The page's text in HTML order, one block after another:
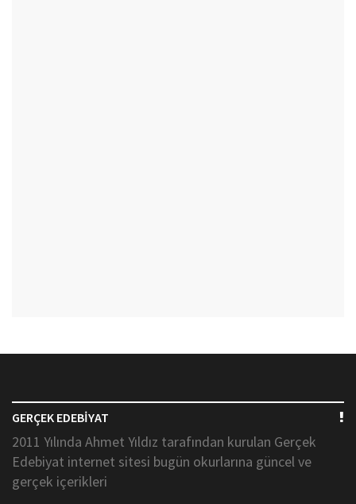
GERÇEK EDEBİYAT
2011 Yılında Ahmet Yıldız tarafından kurulan Gerçek
Edebiyat internet sitesi bugün okurlarına güncel ve
gerçek içerikleri